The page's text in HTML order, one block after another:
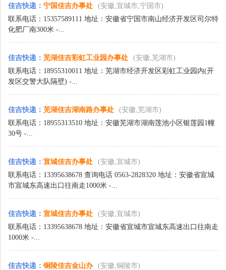
瑞丰速递 (1) 百世快运(68) 远成物流 (1)
佳吉快递 ： 宁国佳吉办事处
(安徽,宣城市,宁国市)
联系电话：15357589111 地址：安徽省宁国市南山经济开发区司尔特
化肥厂南300米 -...
佳吉快递 ： 芜湖佳吉彩虹工业园办事处
(安徽,芜湖市)
联系电话：18955310011 地址：芜湖市经济开发区彩虹工业园内(开
发区交警大队隔壁) -...
佳吉快递 ： 芜湖佳吉湖南路办事处
(安徽,芜湖市)
联系电话：18955313510 地址：安徽芜湖市湖南莲池小区银莲园1幢
30号 -...
佳吉快递 ： 宣城佳吉办事处
(安徽,宣城市)
联系电话：13395638678 查询电话 0563-2828320 地址：安徽省宣城
市宣城东高速出口往南走1000米 -...
佳吉快递 ： 宣城佳吉办事处
(安徽,宣城市)
联系电话：13395638678 地址：安徽省宣城市宣城东高速出口往南走
1000米 -...
佳吉快递 ： 铜陵佳吉金山办
(安徽,铜陵市)